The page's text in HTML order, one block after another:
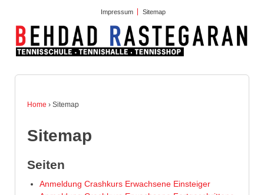
Impressum Sitemap
Home › Sitemap
Sitemap
Seiten
Anmeldung Crashkurs Erwachsene Einsteiger